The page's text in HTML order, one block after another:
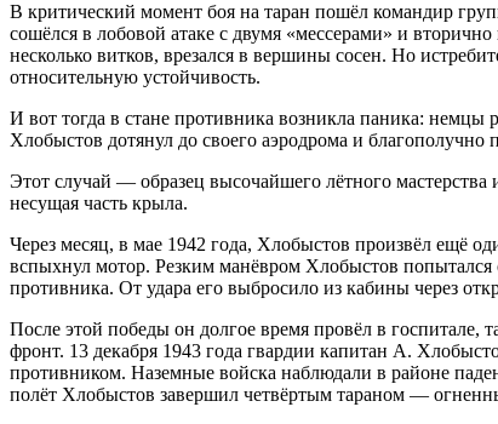
В критический момент боя на таран пошёл командир
сошёлся в лобовой атаке с двумя «мессерами» и
несколько витков, врезался в вершины сосен. Но
относительную устойчивость.
И вот тогда в стане противника возникла паника: немцы
Хлобыстов дотянул до своего аэродрома и благополучно
Этот случай — образец высочайшего лётного
несущая часть крыла.
Через месяц, в мае 1942 года, Хлобыстов произвёл ещё
вспыхнул мотор. Резким манёвром Хлобыстов
противника. От удара его выбросило из кабины через
После этой победы он долгое время провёл в госпитале,
фронт. 13 декабря 1943 года гвардии капитан А.
противником. Наземные войска наблюдали в районе
полёт Хлобыстов завершил четвёртым тараном —